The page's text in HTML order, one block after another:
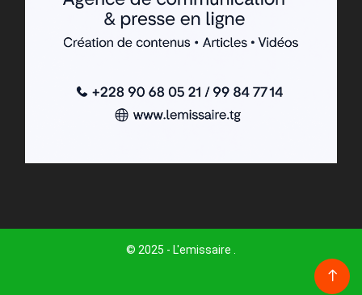
© 2025 - L'emissaire .